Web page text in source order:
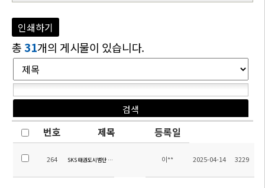
인쇄하기
총 31개의 게시물이 있습니다.
번호 제목 등록일
264 SKS 태권도시범단 발대식(소주연합타임즈) 이** 2025-04-14 3229